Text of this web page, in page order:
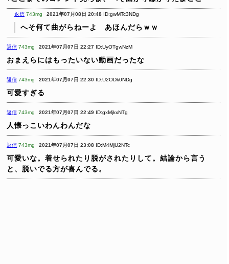
返信 743mg 2021年07月08日 20:48 ID:gwMTc3NDg
へそ何て曲がらねーよ あほんだらｗｗ
返信 743mg 2021年07月07日 22:27 ID:UyOTgwNzM
おまえらにはもったいない動画だったな
返信 743mg 2021年07月07日 22:30 ID:U2ODk0NDg
可愛すぎる
返信 743mg 2021年07月07日 22:49 ID:gxMjkxNTg
人懐っこいわんわんだな
返信 743mg 2021年07月07日 23:08 ID:M4MjU2NTc
可愛いな。着せられたり脱がされたりして。結論から言う
と、脱いでる方が喜んでる。